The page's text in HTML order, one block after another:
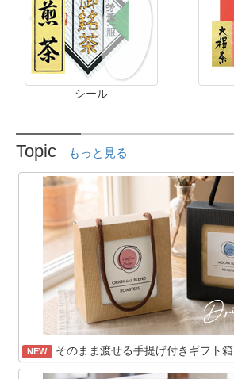
シール
Topic もっと見る
NEW そのまま渡せる手提げ付きギフト箱